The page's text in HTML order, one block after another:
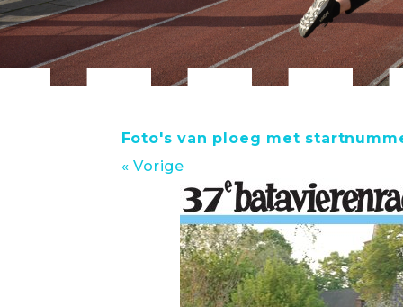
Foto's van ploeg met
« Vorige